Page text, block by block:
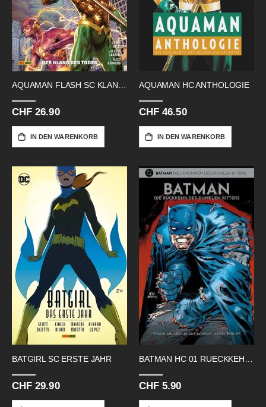
AQUAMAN FLASH SC KLANG DES TODES
CHF 26.90
IN DEN WARENKORB
AQUAMAN HC ANTHOLOGIE
CHF 46.50
IN DEN WARENKORB
BATGIRL SC ERSTE JAHR
CHF 29.90
BATMAN HC 01 RUECKKEHR DES DUNKLEN
CHF 5.90